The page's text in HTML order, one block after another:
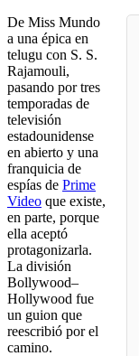
De Miss Mundo
a una épica en
telugu con S. S.
Rajamouli,
pasando por tres
temporadas de
televisión
estadounidense
en abierto y una
franquicia de
espías de Prime
Video que existe,
en parte, porque
ella aceptó
protagonizarla.
La división
Bollywood–
Hollywood fue
un guion que
reescribió por el
camino.